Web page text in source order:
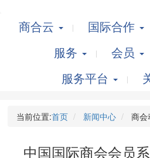
商合云 国际合作
服务
会员
服务平台
当前位置:首页 新闻中心 商会
中国国际商会会员